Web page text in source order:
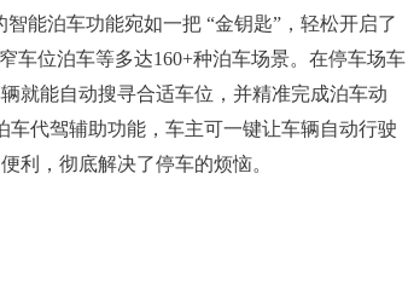
能泊车功能宛如一把 “金钥匙”，轻松开启了
车位泊车等多达160+种泊车场景。在停车场车
就能自动搜寻合适车位，并精准完成泊车动
代驾辅助功能，车主可一键让车辆自动行驶
利，彻底解决了停车的烦恼。